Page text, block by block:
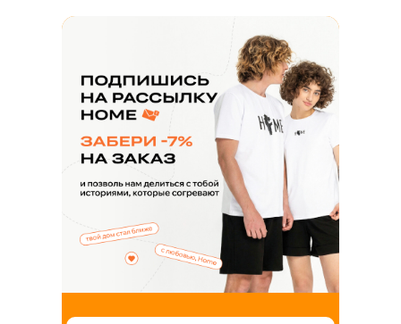
home.official@yandex.ru
Напишите нам
ЗАКАЗАТЬ
Звонки пн-вс с 10:00 до 20:00